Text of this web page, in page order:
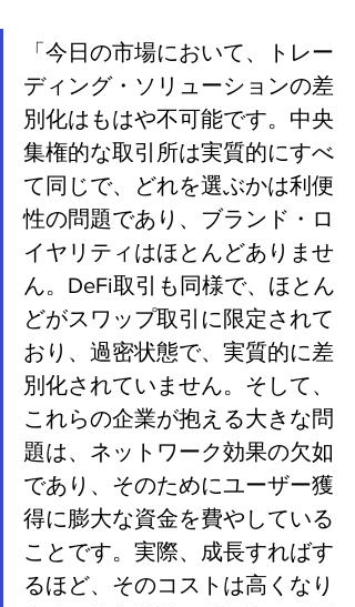
「今日の市場において、トレー
ディング・ソリューションの差
別化はもはや不可能です。中央
集権的な取引所は実質的にすべ
て同じで、どれを選ぶかは利便
性の問題であり、ブランド・ロ
イヤリティはほとんどありませ
ん。DeFi取引も同様で、ほとん
どがスワップ取引に限定されて
おり、過密状態で、実質的に差
別化されていません。そして、
これらの企業が抱える大きな問
題は、ネットワーク効果の欠如
であり、そのためにユーザー獲
得に膨大な資金を費やしている
ことです。実際、成長すればす
るほど、そのコストは高くなり